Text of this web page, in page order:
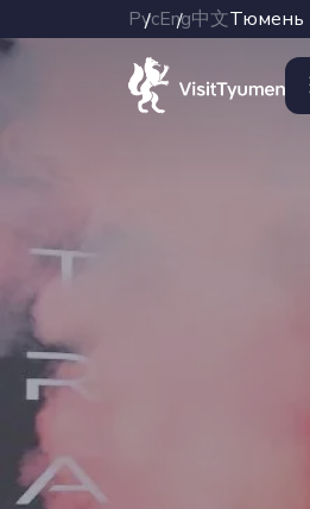
РусEng中文Тюмень